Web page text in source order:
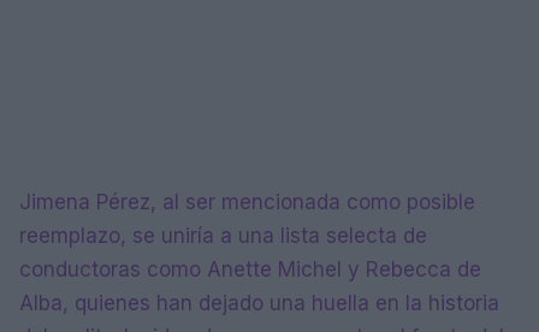
Jimena Pérez, al ser mencionada como posible
reemplazo, se uniría a una lista selecta de
conductoras como Anette Michel y Rebecca de
Alba, quienes han dejado una huella en la historia